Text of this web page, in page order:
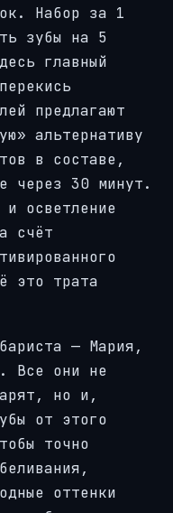
Набор за 1
зубы на 5
главный
предлагают
альтернативу
в составе,
через 30 минут.
и осветление
счёт
это трата
— Мария,
Все они не
но и,
от этого
точно
оттенки